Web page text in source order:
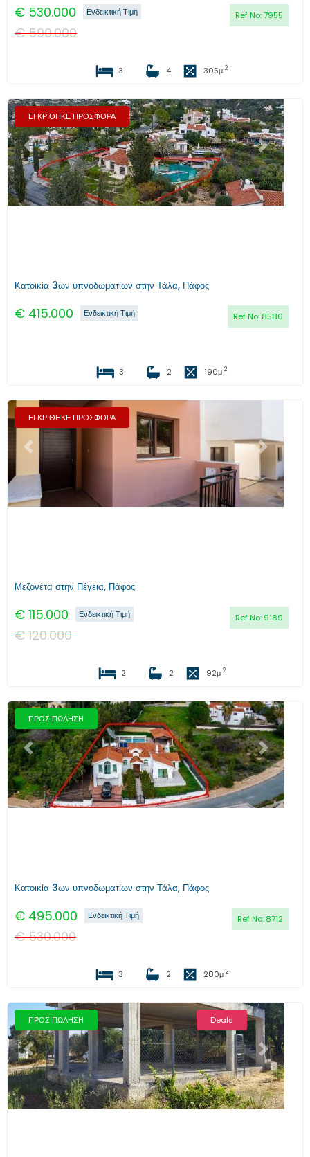
€ 530.000 Ref No:7955
Ενδεικτική Τιμή
€590.000
3 4 305μ 2
ΕΓΚΡΙΘΗΚΕ ΠΡΟΣΦΟΡΑ
Προηγούμενο Επόμενο
Κατοικία 3ων υπνοδωματίων στην Τάλα, Πάφος
€ 415.000 Ref No: 8580
Ενδεικτική Τιμή
3 2 190μ 2
ΕΓΚΡΙΘΗΚΕ ΠΡΟΣΦΟΡΑ
Προηγούμενο Επόμενο
Μεζονέτα στην Πέγεια, Πάφος
€ 115.000 Ref No: 9189
Ενδεικτική Τιμή
€120.000
2 2 92μ 2
ΠΡΟΣ ΠΩΛΗΣΗ
Προηγούμενο Επόμενο
Κατοικία 3ων υπνοδωματίων στην Τάλα, Πάφος
€ 495.000 Ref No: 8712
Ενδεικτική Τιμή
€530.000
3 2 280μ 2
ΠΡΟΣ ΠΩΛΗΣΗ Deals
Προηγούμενο Επόμενο